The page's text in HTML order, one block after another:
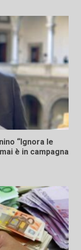
“Ignora le
è in campagna